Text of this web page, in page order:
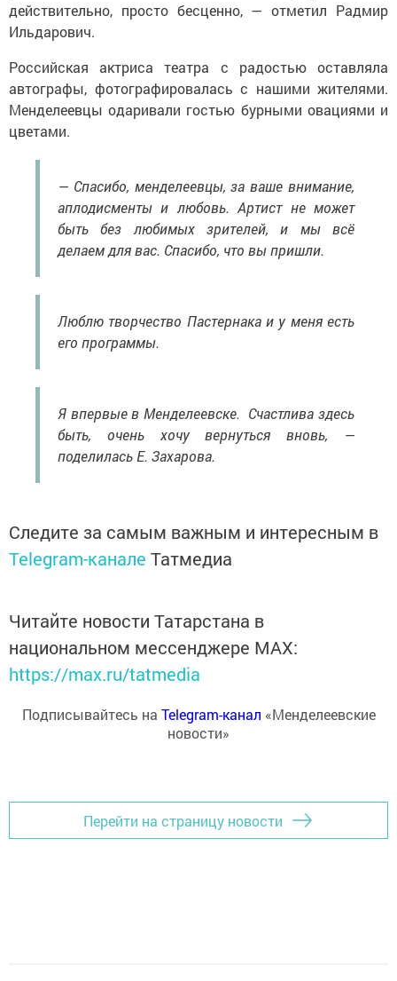
действительно, просто бесценно, — отметил Радмир
Ильдарович.
Российская актриса театра с радостью оставляла
автографы, фотографировалась с нашими жителями.
Менделеевцы одаривали гостью бурными овациями и
цветами.
— Спасибо, менделеевцы, за ваше внимание,
аплодисменты и любовь. Артист не может
быть без любимых зрителей, и мы всë
делаем для вас. Спасибо, что вы пришли.
Люблю творчество Пастернака и у меня есть
его программы.
Я впервые в Менделеевске. Счастлива здесь
быть, очень хочу вернуться вновь, —
поделилась Е. Захарова.
Следите за самым важным и интересным в
Telegram-канале Татмедиа
Читайте новости Татарстана в
национальном мессенджере MАХ:
https://max.ru/tatmedia
Подписывайтесь на Telegram-канал «Менделеевские
новости»
Перейти на страницу новости